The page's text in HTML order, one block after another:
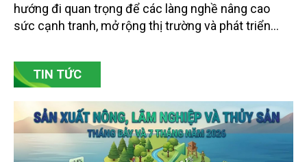
hướng đi quan trọng để các làng nghề nâng cao
sức cạnh tranh, mở rộng thị trường và phát triển
Bắc Ninh, nhiều nghệ nhân và cơ sở sản xuất đã
chủ động đổi mới tư duy, đầu tư công nghệ, xây
TIN TỨC